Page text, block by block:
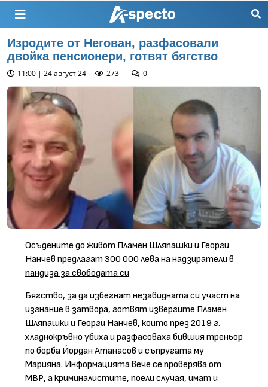
Изродите от Негован, разфасовали
двойка пенсионери, готвят бягство
11:00 | 24 август 24 273 0
Осъдените до живот Пламен Шляпашки и Георги
Нанчев предлагат 300 000 лева на надзиратели в
пандиза за свободата си
Бягство, за да избегнат незавидната си участ на
изгнание в затвора, готвят извергите Пламен
Шляпашки и Георги Нанчев, които през 2019 г.
хладнокръвно убиха и разфасоваха бившия треньор
по борба Йордан Атанасов и съпругата му
Марияна. Информацията вече се проверява от
МВР, а криминалистите, поели случая, имат и